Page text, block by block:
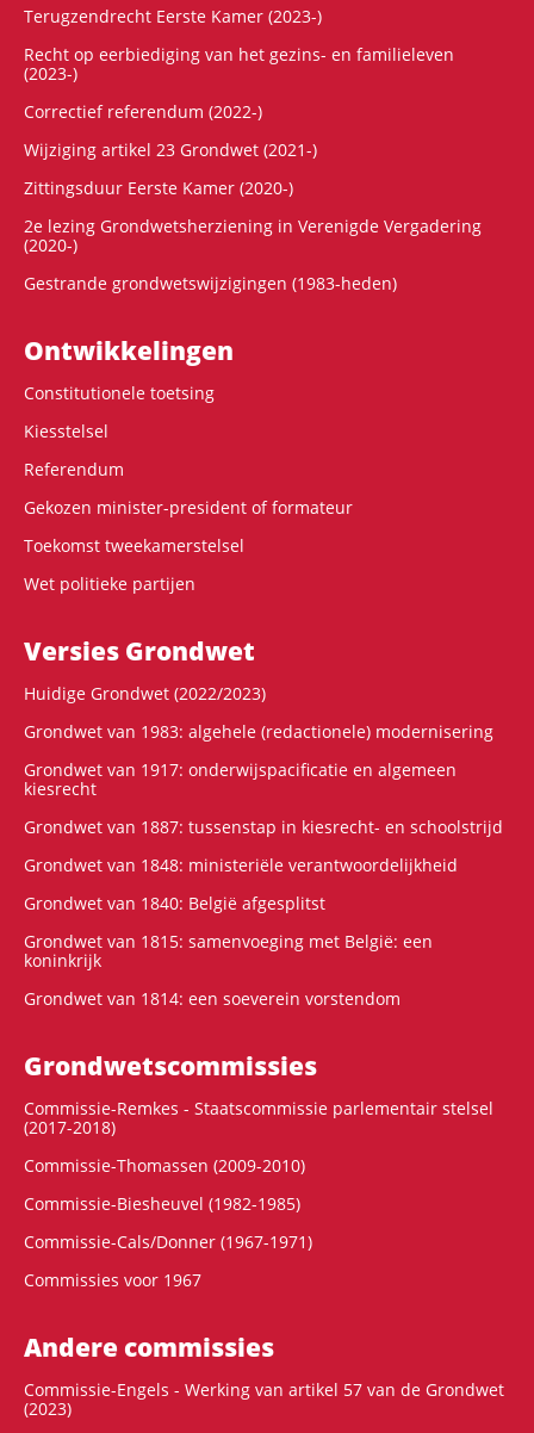
Terugzendrecht Eerste Kamer (2023-)
Recht op eerbiediging van het gezins- en familieleven
(2023-)
Correctief referendum (2022-)
Wijziging artikel 23 Grondwet (2021-)
Zittingsduur Eerste Kamer (2020-)
2e lezing Grondwetsherziening in Verenigde Vergadering
(2020-)
Gestrande grondwetswijzigingen (1983-heden)
Ontwikke­lingen
Constitutionele toetsing
Kiesstelsel
Referendum
Gekozen minister-president of formateur
Toekomst tweekamerstelsel
Wet politieke partijen
Versies Grondwet
Huidige Grondwet (2022/2023)
Grondwet van 1983: algehele (redactionele) modernisering
Grondwet van 1917: onderwijspacificatie en algemeen
kiesrecht
Grondwet van 1887: tussenstap in kiesrecht- en schoolstrijd
Grondwet van 1848: ministeriële verantwoordelijkheid
Grondwet van 1840: België afgesplitst
Grondwet van 1815: samenvoeging met België: een
koninkrijk
Grondwet van 1814: een soeverein vorstendom
Grondwets­commissies
Commissie-Remkes - Staatscommissie parlementair stelsel
(2017-2018)
Commissie-Thomassen (2009-2010)
Commissie-Biesheuvel (1982-1985)
Commissie-Cals/Donner (1967-1971)
Commissies voor 1967
Andere commissies
Commissie-Engels - Werking van artikel 57 van de Grondwet
(2023)